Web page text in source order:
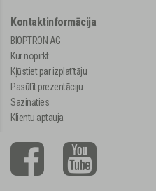
Kontaktinformācija
BIOPTRON AG
Kur nopirkt
Kļūstiet par izplatītāju
Pasūtīt prezentāciju
Sazināties
Klientu aptauja